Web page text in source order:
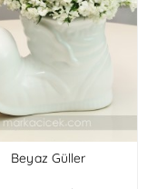
Beyaz Güller